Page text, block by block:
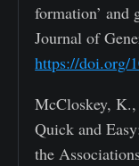
formation’ and
Journal of
https://doi.org/
McCloskey,
Quick and
the